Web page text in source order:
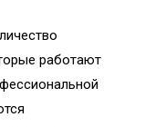
работают